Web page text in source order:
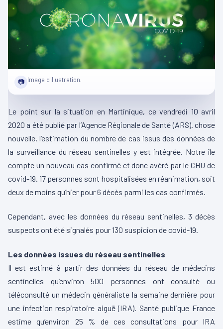
📷 Image d'illustration.
Le point sur la situation en Martinique, ce vendredi 10 avril
2020 a été publié par l’Agence Régionale de Santé (ARS). chose
nouvelle, l’estimation du nombre de cas issus des données de
la surveillance du réseau sentinelles y est intégrée. Notre île
compte un nouveau cas confirmé et donc avéré par le CHU de
covid-19. 17 personnes sont hospitalisées en réanimation, soit
deux de moins qu’hier pour 6 décès parmi les cas confirmés.
Cependant, avec les données du réseau sentinelles, 3 décès
suspects ont été signalés pour 130 suspicion de covid-19.
Les données issues du réseau sentinelles
Il est estimé à partir des données du réseau de médecins
sentinelles qu’environ 500 personnes ont consulté ou
téléconsulté un médecin généraliste la semaine dernière pour
une infection respiratoire aiguë (IRA). Santé publique France
estime qu’environ 25 % de ces consultations pour IRA